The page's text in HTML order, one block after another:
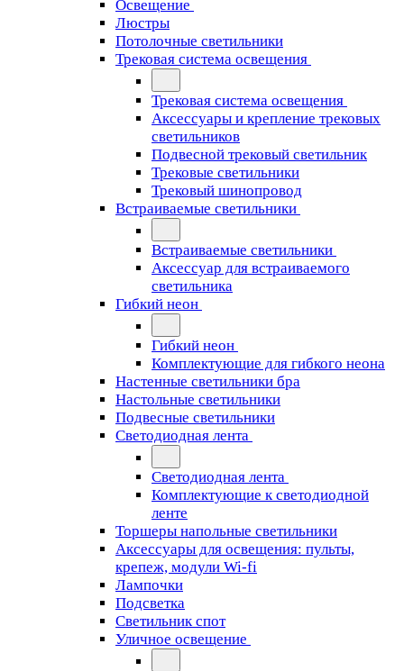
Освещение
Люстры
Потолочные светильники
Трековая система освещения
Трековая система освещения
Аксессуары и крепление трековых
светильников
Подвесной трековый светильник
Трековые светильники
Трековый шинопровод
Встраиваемые светильники
Встраиваемые светильники
Аксессуар для встраиваемого
светильника
Гибкий неон
Гибкий неон
Комплектующие для гибкого неона
Настенные светильники бра
Настольные светильники
Подвесные светильники
Светодиодная лента
Светодиодная лента
Комплектующие к светодиодной
ленте
Торшеры напольные светильники
Аксессуары для освещения: пульты,
крепеж, модули Wi-fi
Лампочки
Подсветка
Светильник спот
Уличное освещение